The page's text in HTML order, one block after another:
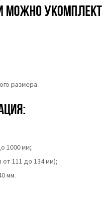
размера.
1000 мм;
111 до 134 мм);
мм.